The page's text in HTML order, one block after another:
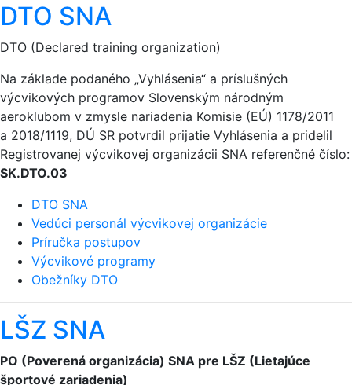
DTO SNA
DTO (Declared training organization)
Na základe podaného „Vyhlásenia“ a príslušných
výcvikových programov Slovenským národným
aeroklubom v zmysle nariadenia Komisie (EÚ) 1178/2011
a 2018/1119, DÚ SR potvrdil prijatie Vyhlásenia a pridelil
Registrovanej výcvikovej organizácii SNA referenčné číslo:
SK.DTO.03
DTO SNA
Vedúci personál výcvikovej organizácie
Príručka postupov
Výcvikové programy
Obežníky DTO
LŠZ SNA
PO (Poverená organizácia) SNA pre LŠZ (Lietajúce
športové zariadenia)